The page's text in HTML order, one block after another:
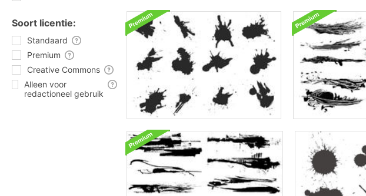
Soort licentie:
Standaard
Premium
Creative Commons
Alleen voor
redactioneel gebruik